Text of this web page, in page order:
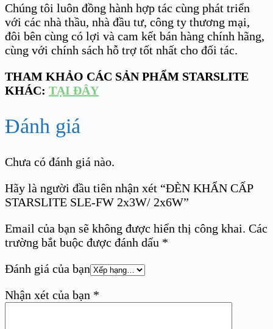
Chúng tôi luôn đồng hành hợp tác cùng phát triển
với các nhà thầu, nhà đầu tư, công ty thương mại,
đôi bên cùng có lợi và cam kết bán hàng chính hãng,
cùng với chính sách hỗ trợ tốt nhất cho đối tác.
THAM KHẢO CÁC SẢN PHẨM STARSLITE
KHÁC: TẠI ĐÂY
Đánh giá
Chưa có đánh giá nào.
Hãy là người đầu tiên nhận xét “ĐÈN KHẨN CẤP
STARSLITE SLE-FW 2x3W/ 2x6W”
Email của bạn sẽ không được hiển thị công khai. Các
trường bắt buộc được đánh dấu *
Đánh giá của bạn
Nhận xét của bạn *